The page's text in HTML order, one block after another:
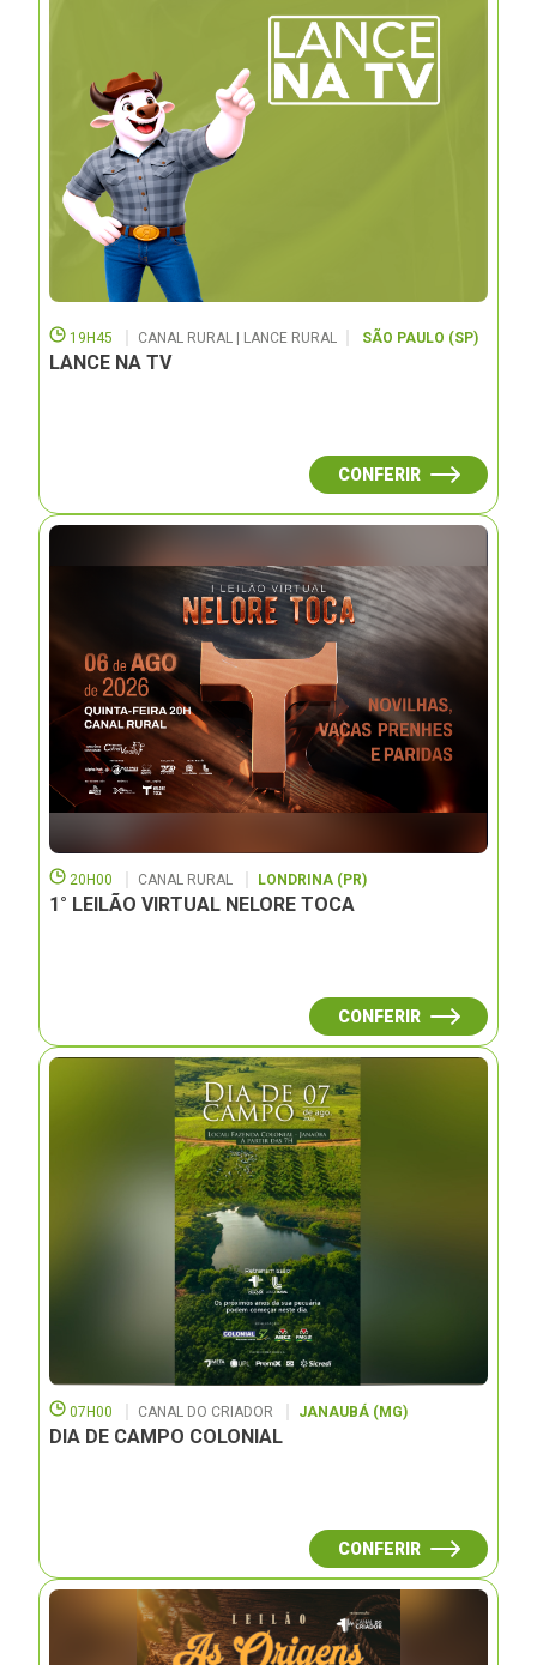
19H45 CANAL RURAL | LANCE RURAL SÃO PAULO (SP)
LANCE NA TV
CONFERIR
20H00 CANAL RURAL LONDRINA (PR)
1° LEILÃO VIRTUAL NELORE TOCA
CONFERIR
07H00 CANAL DO CRIADOR JANAUBÁ (MG)
DIA DE CAMPO COLONIAL
CONFERIR